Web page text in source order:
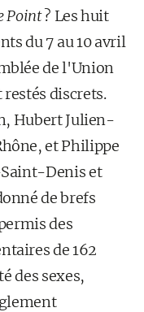
Point? Les huit
du 7 au 10 avril
de l'Union
discrets.
Hubert Julien-
et Philippe
Denis et
de brefs
des
de 162
des sexes,